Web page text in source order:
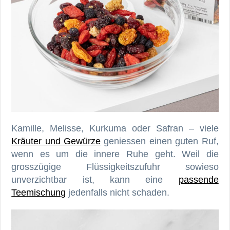
Kamille, Melisse, Kurkuma oder Safran – viele
Kräuter und Gewürze geniessen einen guten Ruf,
wenn es um die innere Ruhe geht. Weil die
grosszügige Flüssigkeitszufuhr sowieso
unverzichtbar ist, kann eine passende
Teemischung jedenfalls nicht schaden.